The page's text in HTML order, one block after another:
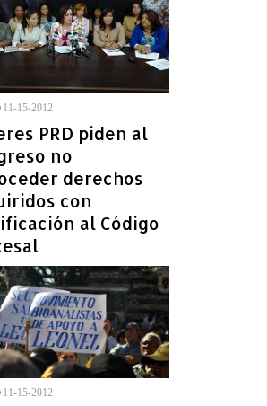
11-15-2012
PRD piden al
no
derechos
con
al Código
11-15-2012